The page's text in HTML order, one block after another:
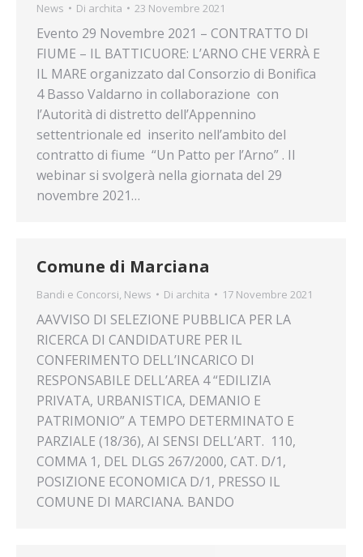
News Di archita 23 Novembre 2021
Evento 29 Novembre 2021 – CONTRATTO DI
FIUME – IL BATTICUORE: L’ARNO CHE VERRÀ E
IL MARE organizzato dal Consorzio di Bonifica
4 Basso Valdarno in collaborazione con
l’Autorità di distretto dell’Appennino
settentrionale ed inserito nell’ambito del
contratto di fiume “Un Patto per l’Arno” . Il
webinar si svolgerà nella giornata del 29
novembre 2021…
Comune di Marciana
Bandi e Concorsi, News Di archita 17 Novembre 2021
AAVVISO DI SELEZIONE PUBBLICA PER LA
RICERCA DI CANDIDATURE PER IL
CONFERIMENTO DELL’INCARICO DI
RESPONSABILE DELL’AREA 4 “EDILIZIA
PRIVATA, URBANISTICA, DEMANIO E
PATRIMONIO” A TEMPO DETERMINATO E
PARZIALE (18/36), AI SENSI DELL’ART. 110,
COMMA 1, DEL DLGS 267/2000, CAT. D/1,
POSIZIONE ECONOMICA D/1, PRESSO IL
COMUNE DI MARCIANA. BANDO